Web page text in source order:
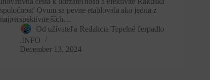
spoločnosť Ovum sa pevne etablovala ako jedna z
najperspektívnejších…
Od užívateľa Redakcia Tepelné čerpadlo
.INFO
December 13, 2024